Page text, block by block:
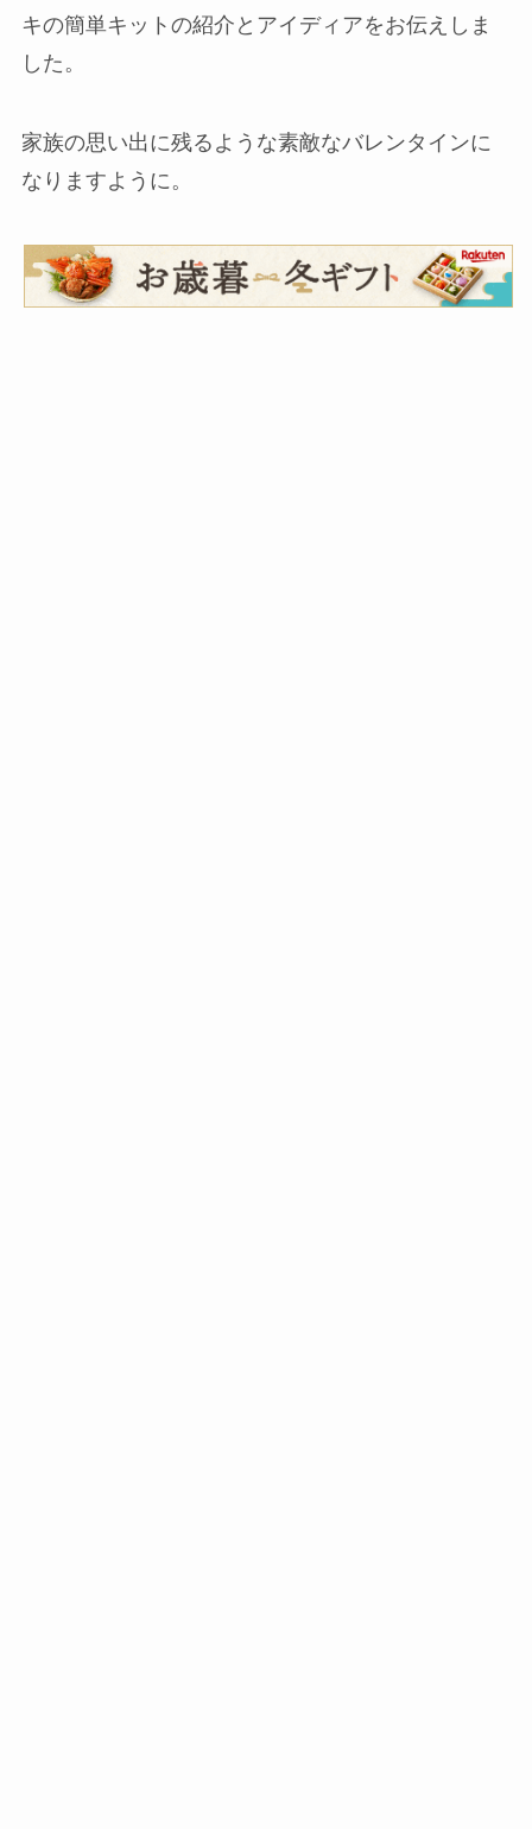
キの簡単キットの紹介とアイディアをお伝えしま
した。
家族の思い出に残るような素敵なバレンタインに
なりますように。